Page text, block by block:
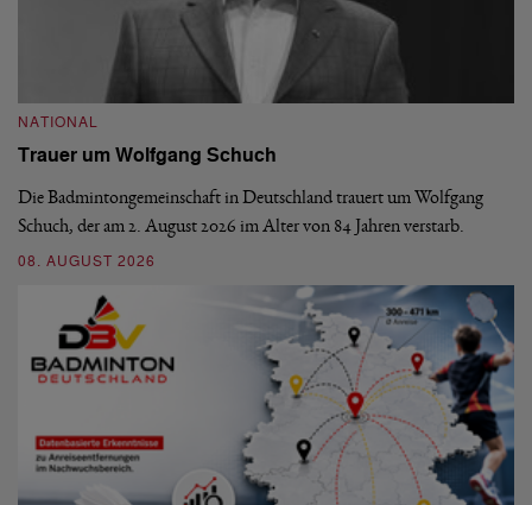
NATIONAL
Trauer um Wolfgang Schuch
Die Badmintongemeinschaft in Deutschland trauert um Wolfgang
Schuch, der am 2. August 2026 im Alter von 84 Jahren verstarb.
08. AUGUST 2026